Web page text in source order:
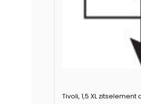
Tivoli, 1,5 XL